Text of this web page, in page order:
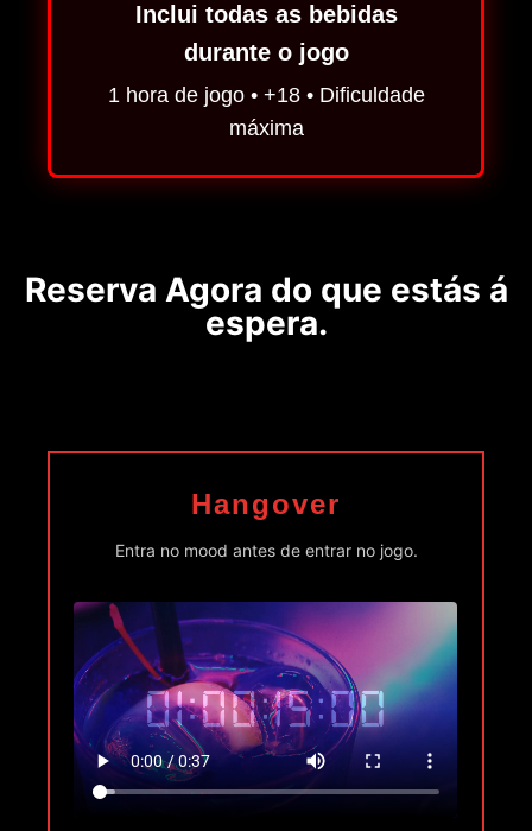
Inclui todas as bebidas
durante o jogo
1 hora de jogo • +18 • Dificuldade
máxima
Reserva Agora do que estás á
espera.
Hangover
Entra no mood antes de entrar no jogo.